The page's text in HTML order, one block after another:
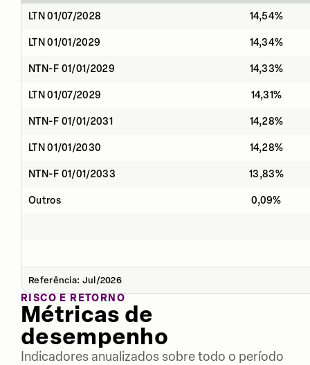
LTN 01/07/2028 14,54%
LTN 01/01/2029 14,34%
NTN-F 01/01/2029 14,33%
LTN 01/07/2029 14,31%
NTN-F 01/01/2031 14,28%
LTN 01/01/2030 14,28%
NTN-F 01/01/2033 13,83%
Outros 0,09%
Referência: Jul/2026
RISCO E RETORNO
Métricas de
desempenho
Indicadores anualizados sobre todo o período